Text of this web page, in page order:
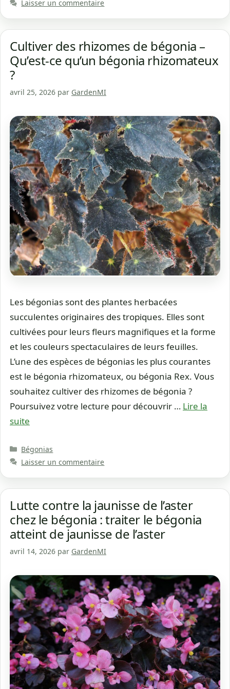
Laisser un commentaire
Cultiver des rhizomes de bégonia –
Qu’est-ce qu’un bégonia rhizomateux
?
avril 25, 2026 par GardenMI
Les bégonias sont des plantes herbacées
succulentes originaires des tropiques. Elles sont
cultivées pour leurs fleurs magnifiques et la forme
et les couleurs spectaculaires de leurs feuilles.
L’une des espèces de bégonias les plus courantes
est le bégonia rhizomateux, ou bégonia Rex. Vous
souhaitez cultiver des rhizomes de bégonia ?
Poursuivez votre lecture pour découvrir … Lire la
suite
Catégories
Bégonias
Laisser un commentaire
Lutte contre la jaunisse de l’aster
chez le bégonia : traiter le bégonia
atteint de jaunisse de l’aster
avril 14, 2026 par GardenMI